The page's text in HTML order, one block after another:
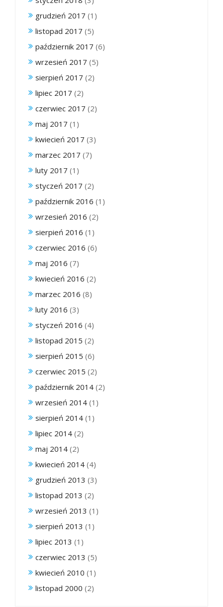
grudzień 2017 (1)
listopad 2017 (5)
październik 2017 (6)
wrzesień 2017 (5)
sierpień 2017 (2)
lipiec 2017 (2)
czerwiec 2017 (2)
maj 2017 (1)
kwiecień 2017 (3)
marzec 2017 (7)
luty 2017 (1)
styczeń 2017 (2)
październik 2016 (1)
wrzesień 2016 (2)
sierpień 2016 (1)
czerwiec 2016 (6)
maj 2016 (7)
kwiecień 2016 (2)
marzec 2016 (8)
luty 2016 (3)
styczeń 2016 (4)
listopad 2015 (2)
sierpień 2015 (6)
czerwiec 2015 (2)
październik 2014 (2)
wrzesień 2014 (1)
sierpień 2014 (1)
lipiec 2014 (2)
maj 2014 (2)
kwiecień 2014 (4)
grudzień 2013 (3)
listopad 2013 (2)
wrzesień 2013 (1)
sierpień 2013 (1)
lipiec 2013 (1)
czerwiec 2013 (5)
kwiecień 2010 (1)
listopad 2000 (2)